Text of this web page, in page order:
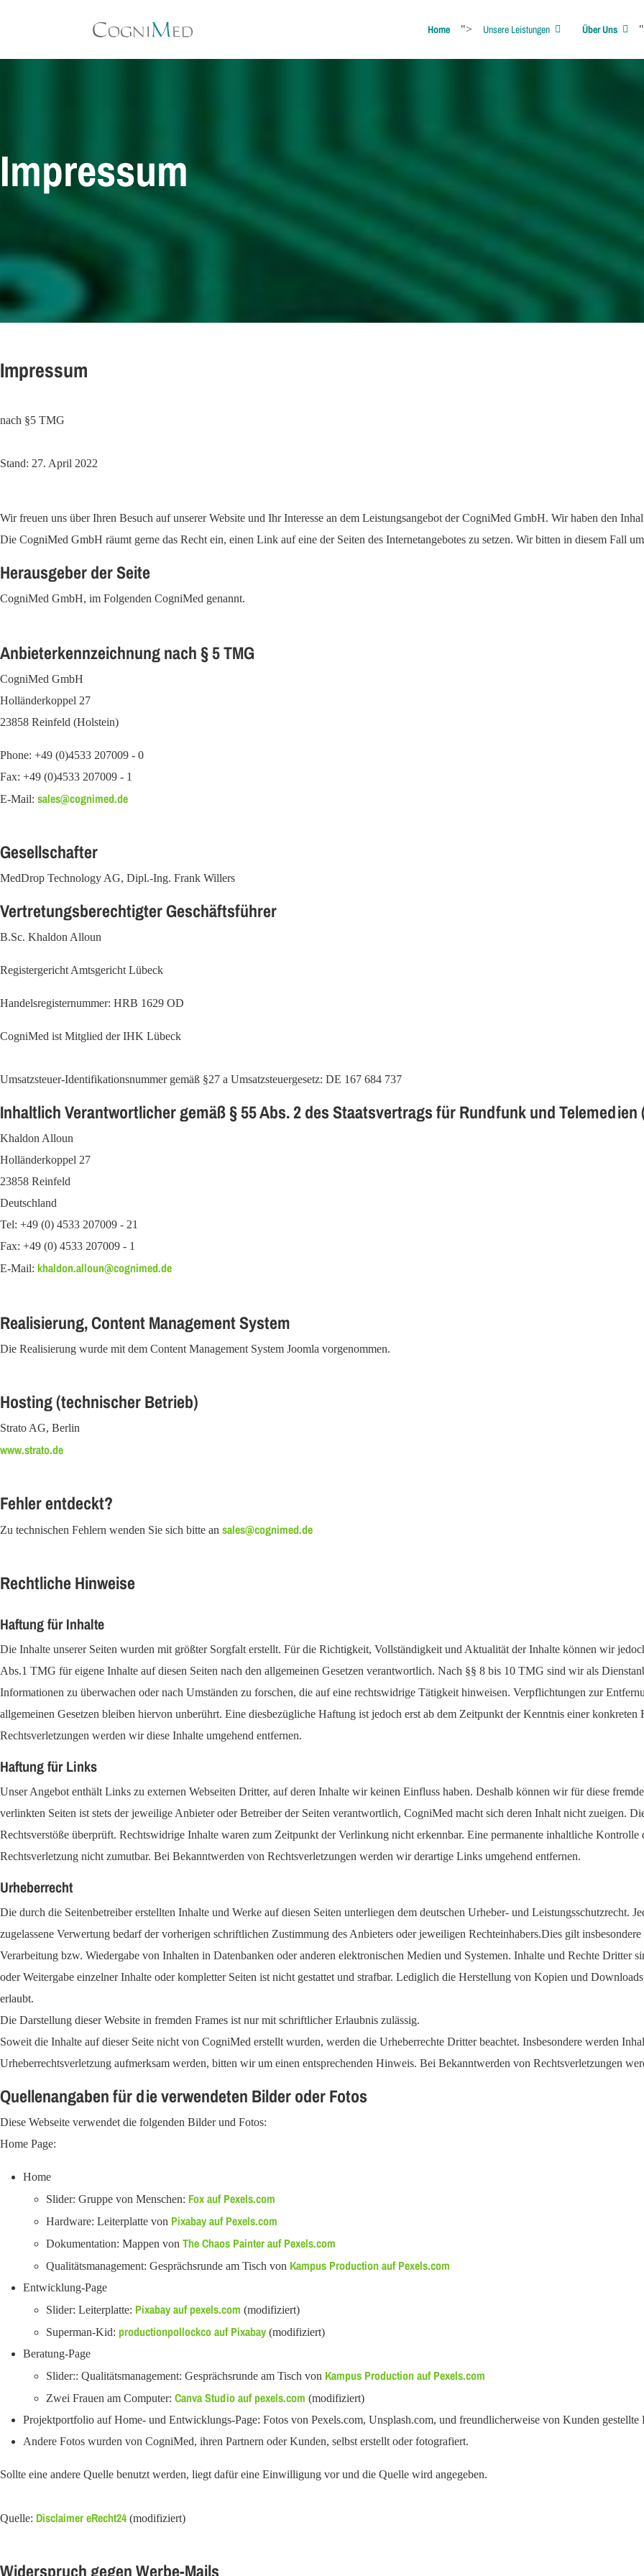
Home "> Unsere Leistungen Über Uns
Impressum
Impressum
nach §5 TMG
Stand: 27. April 2022
Wir freuen uns über Ihren Besuch auf unserer Website und Ihr Interesse an dem Leistungsangebot der CogniMed GmbH. Wir haben den
Die CogniMed GmbH räumt gerne das Recht ein, einen Link auf eine der Seiten des Internetangebotes zu setzen. Wir bitten in diesem Fall
Herausgeber der Seite
CogniMed GmbH, im Folgenden CogniMed genannt.
Anbieterkennzeichnung nach § 5 TMG
CogniMed GmbH
Holländerkoppel 27
23858 Reinfeld (Holstein)
Phone: +49 (0)4533 207009 - 0
Fax: +49 (0)4533 207009 - 1
E-Mail: sales@cognimed.de
Gesellschafter
MedDrop Technology AG, Dipl.-Ing. Frank Willers
Vertretungsberechtigter Geschäftsführer
B.Sc. Khaldon Alloun
Registergericht Amtsgericht Lübeck
Handelsregisternummer: HRB 1629 OD
CogniMed ist Mitglied der IHK Lübeck
Umsatzsteuer-Identifikationsnummer gemäß §27 a Umsatzsteuergesetz: DE 167 684 737
Inhaltlich Verantwortlicher gemäß § 55 Abs. 2 des Staatsvertrags für Rundfunk und Telemedien
Khaldon Alloun
Holländerkoppel 27
23858 Reinfeld
Deutschland
Tel: +49 (0) 4533 207009 - 21
Fax: +49 (0) 4533 207009 - 1
E-Mail: khaldon.alloun@cognimed.de
Realisierung, Content Management System
Die Realisierung wurde mit dem Content Management System Joomla vorgenommen.
Hosting (technischer Betrieb)
Strato AG, Berlin
www.strato.de
Fehler entdeckt?
Zu technischen Fehlern wenden Sie sich bitte an sales@cognimed.de
Rechtliche Hinweise
Haftung für Inhalte
Die Inhalte unserer Seiten wurden mit größter Sorgfalt erstellt. Für die Richtigkeit, Vollständigkeit und Aktualität der Inhalte können wir
Abs.1 TMG für eigene Inhalte auf diesen Seiten nach den allgemeinen Gesetzen verantwortlich. Nach §§ 8 bis 10 TMG sind wir als
Informationen zu überwachen oder nach Umständen zu forschen, die auf eine rechtswidrige Tätigkeit hinweisen. Verpflichtungen zur
allgemeinen Gesetzen bleiben hiervon unberührt. Eine diesbezügliche Haftung ist jedoch erst ab dem Zeitpunkt der Kenntnis einer
Rechtsverletzungen werden wir diese Inhalte umgehend entfernen.
Haftung für Links
Unser Angebot enthält Links zu externen Webseiten Dritter, auf deren Inhalte wir keinen Einfluss haben. Deshalb können wir für diese
verlinkten Seiten ist stets der jeweilige Anbieter oder Betreiber der Seiten verantwortlich, CogniMed macht sich deren Inhalt nicht zueigen.
Rechtsverstöße überprüft. Rechtswidrige Inhalte waren zum Zeitpunkt der Verlinkung nicht erkennbar. Eine permanente inhaltliche
Rechtsverletzung nicht zumutbar. Bei Bekanntwerden von Rechtsverletzungen werden wir derartige Links umgehend entfernen.
Urheberrecht
Die durch die Seitenbetreiber erstellten Inhalte und Werke auf diesen Seiten unterliegen dem deutschen Urheber- und Leistungsschutzrecht.
zugelassene Verwertung bedarf der vorherigen schriftlichen Zustimmung des Anbieters oder jeweiligen Rechteinhabers.Dies gilt
Verarbeitung bzw. Wiedergabe von Inhalten in Datenbanken oder anderen elektronischen Medien und Systemen. Inhalte und Rechte Dritter
oder Weitergabe einzelner Inhalte oder kompletter Seiten ist nicht gestattet und strafbar. Lediglich die Herstellung von Kopien und
erlaubt.
Die Darstellung dieser Website in fremden Frames ist nur mit schriftlicher Erlaubnis zulässig.
Soweit die Inhalte auf dieser Seite nicht von CogniMed erstellt wurden, werden die Urheberrechte Dritter beachtet. Insbesondere werden
Urheberrechtsverletzung aufmerksam werden, bitten wir um einen entsprechenden Hinweis. Bei Bekanntwerden von Rechtsverletzungen
Quellenangaben für die verwendeten Bilder oder Fotos
Diese Webseite verwendet die folgenden Bilder und Fotos:
Home Page:
Home
Slider: Gruppe von Menschen: Fox auf Pexels.com
Hardware: Leiterplatte von Pixabay auf Pexels.com
Dokumentation: Mappen von The Chaos Painter auf Pexels.com
Qualitätsmanagement: Gesprächsrunde am Tisch von Kampus Production auf Pexels.com
Entwicklung-Page
Slider: Leiterplatte: Pixabay auf pexels.com (modifiziert)
Superman-Kid: productionpollockco auf Pixabay (modifiziert)
Beratung-Page
Slider:: Qualitätsmanagement: Gesprächsrunde am Tisch von Kampus Production auf Pexels.com
Zwei Frauen am Computer: Canva Studio auf pexels.com (modifiziert)
Projektportfolio auf Home- und Entwicklungs-Page: Fotos von Pexels.com, Unsplash.com, und freundlicherweise von Kunden gestellte
Andere Fotos wurden von CogniMed, ihren Partnern oder Kunden, selbst erstellt oder fotografiert.
Sollte eine andere Quelle benutzt werden, liegt dafür eine Einwilligung vor und die Quelle wird angegeben.
Quelle: Disclaimer eRecht24(modifiziert)
Widerspruch gegen Werbe-Mails